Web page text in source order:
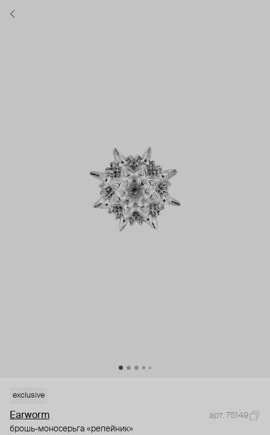
exclusive
Earworm
арт. 75149
брошь-моносерьга «репейник»